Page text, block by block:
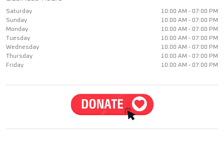
Saturday
10:00 AM - 07:00 PM
Sunday
10:00 AM - 07:00 PM
Monday
10:00 AM - 07:00 PM
Tuesday
10:00 AM - 07:00 PM
Wednesday
10:00 AM - 07:00 PM
Thursday
10:00 AM - 07:00 PM
Friday
10:00 AM - 07:00 PM